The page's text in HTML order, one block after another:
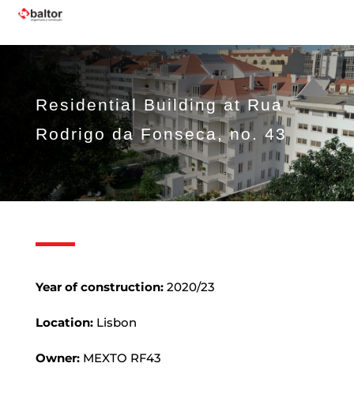
Residential Building at Rua
Rodrigo da Fonseca, no. 43
Year of construction:2020/23
Location:Lisbon
Owner:MEXTO RF43